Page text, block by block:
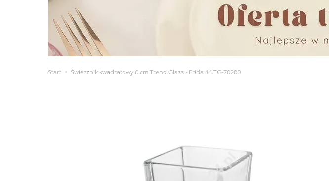
Start Świecznik kwadratowy 6 cm Trend Glass - Frida 44.TG-70200